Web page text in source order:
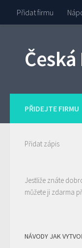
Skip to content
Přidat firmu
PŘIDEJTE FIRMU
Přidat zápis
Jestliže znáte
můžete ji zdarma
NÁVODY JAK